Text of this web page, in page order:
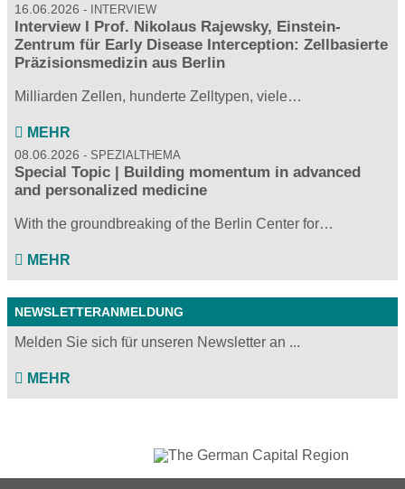
16.06.2026 INTERVIEW
Interview I Prof. Nikolaus Rajewsky, Einstein-
Zentrum für Early Disease Interception: Zellbasierte
Präzisionsmedizin aus Berlin
Milliarden Zellen, hunderte Zelltypen, viele…
MEHR
08.06.2026 SPEZIALTHEMA
Special Topic | Building momentum in advanced
and personalized medicine
With the groundbreaking of the Berlin Center for…
MEHR
NEWSLETTERANMELDUNG
Melden Sie sich für unseren Newsletter an ...
MEHR